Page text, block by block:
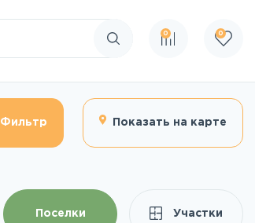
Поиск по сайту
0 0
Фильтр Показать на карте
Поселки Участки